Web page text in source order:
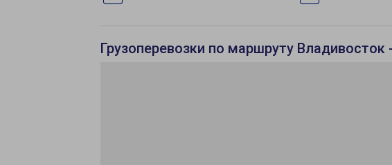
Грузоперевозки по маршруту Владивосток